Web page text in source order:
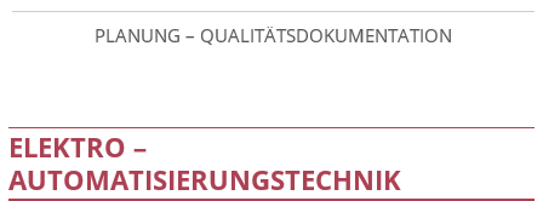
PLANUNG – QUALITÄTSDOKUMENTATION
ELEKTRO –
AUTOMATISIERUNGSTECHNIK